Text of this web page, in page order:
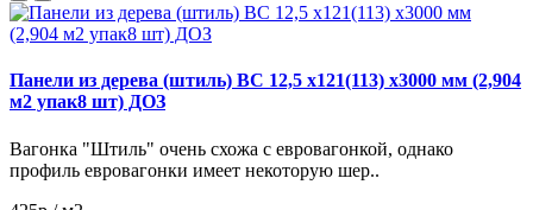
Панели из дерева (штиль) ВС 12,5 х121(113) х3000 мм (2,904
м2 упак8 шт) ДОЗ
Вагонка "Штиль" очень схожа с евровагонкой, однако
профиль евровагонки имеет некоторую шер..